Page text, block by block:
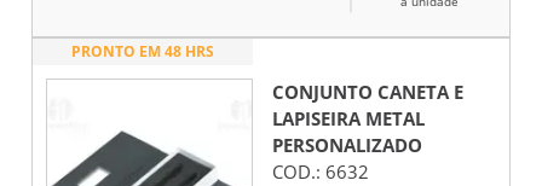
PRONTO EM 48 HRS
CONJUNTO CANETA E
LAPISEIRA METAL
PERSONALIZADO
COD.: 6632